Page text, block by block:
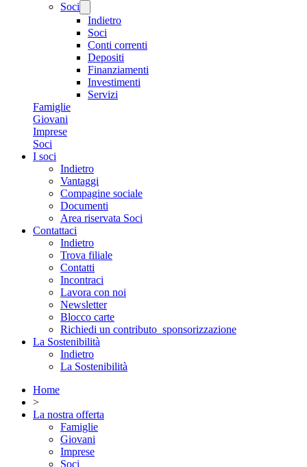
Soci
Indietro
Soci
Conti correnti
Depositi
Finanziamenti
Investimenti
Servizi
Famiglie
Giovani
Imprese
Soci
I soci
Indietro
Vantaggi
Compagine sociale
Documenti
Area riservata Soci
Contattaci
Indietro
Trova filiale
Contatti
Incontraci
Lavora con noi
Newsletter
Blocco carte
Richiedi un contributo_sponsorizzazione
La Sostenibilità
Indietro
La Sostenibilità
Home
>
La nostra offerta
Famiglie
Giovani
Imprese
Soci